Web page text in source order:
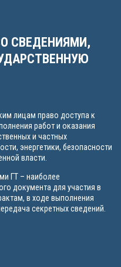
СВЕДЕНИЯМИ,
лицам право доступа к
работ и оказания
и частных
энергетики, безопасности
власти.
ГТ – наиболее
документа для участия в
в ходе выполнения
секретных сведений.